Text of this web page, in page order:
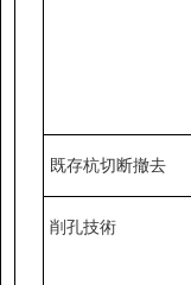
既存杭切断撤去
削孔技術